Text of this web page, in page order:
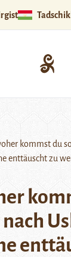
kommst du
enttäuscht zu